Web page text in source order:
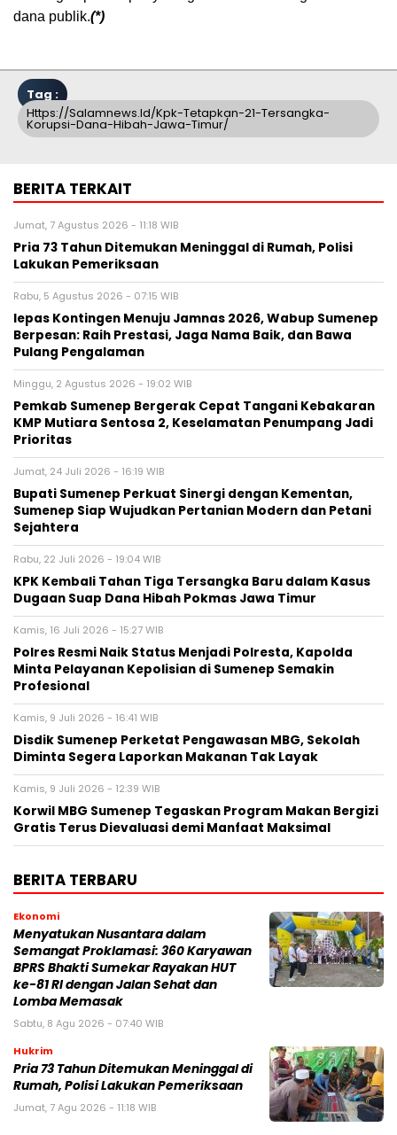
dana publik.(*)
Tag :
Https://salamnews.id/kpk-Tetapkan-21-Tersangka-
Korupsi-Dana-Hibah-Jawa-Timur/
BERITA TERKAIT
Jumat, 7 Agustus 2026 - 11:18 WIB
Pria 73 Tahun Ditemukan Meninggal di Rumah, Polisi
Lakukan Pemeriksaan
Rabu, 5 Agustus 2026 - 07:15 WIB
lepas Kontingen Menuju Jamnas 2026, Wabup Sumenep
Berpesan: Raih Prestasi, Jaga Nama Baik, dan Bawa
Pulang Pengalaman
Minggu, 2 Agustus 2026 - 19:02 WIB
Pemkab Sumenep Bergerak Cepat Tangani Kebakaran
KMP Mutiara Sentosa 2, Keselamatan Penumpang Jadi
Prioritas
Jumat, 24 Juli 2026 - 16:19 WIB
Bupati Sumenep Perkuat Sinergi dengan Kementan,
Sumenep Siap Wujudkan Pertanian Modern dan Petani
Sejahtera
Rabu, 22 Juli 2026 - 19:04 WIB
KPK Kembali Tahan Tiga Tersangka Baru dalam Kasus
Dugaan Suap Dana Hibah Pokmas Jawa Timur
Kamis, 16 Juli 2026 - 15:27 WIB
Polres Resmi Naik Status Menjadi Polresta, Kapolda
Minta Pelayanan Kepolisian di Sumenep Semakin
Profesional
Kamis, 9 Juli 2026 - 16:41 WIB
Disdik Sumenep Perketat Pengawasan MBG, Sekolah
Diminta Segera Laporkan Makanan Tak Layak
Kamis, 9 Juli 2026 - 12:39 WIB
Korwil MBG Sumenep Tegaskan Program Makan Bergizi
Gratis Terus Dievaluasi demi Manfaat Maksimal
BERITA TERBARU
Ekonomi
Menyatukan Nusantara dalam
Semangat Proklamasi: 360 Karyawan
BPRS Bhakti Sumekar Rayakan HUT
ke-81 RI dengan Jalan Sehat dan
Lomba Memasak
Sabtu, 8 Agu 2026 - 07:40 WIB
Hukrim
Pria 73 Tahun Ditemukan Meninggal di
Rumah, Polisi Lakukan Pemeriksaan
Jumat, 7 Agu 2026 - 11:18 WIB